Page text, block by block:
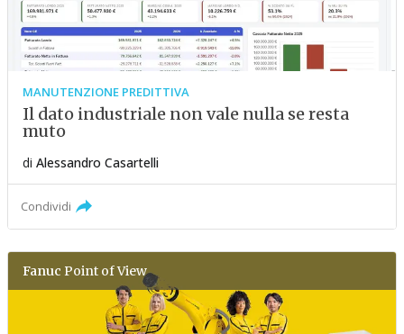
MANUTENZIONE PREDITTIVA
Il dato industriale non vale nulla se resta
muto
di Alessandro Casartelli
Condividi
Fanuc Point of View